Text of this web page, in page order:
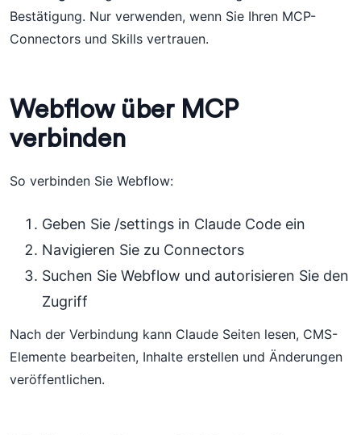
Bestätigung. Nur verwenden, wenn Sie Ihren MCP-
Connectors und Skills vertrauen.
Webflow über MCP
verbinden
So verbinden Sie Webflow:
Geben Sie /settings in Claude Code ein
Navigieren Sie zu Connectors
Suchen Sie Webflow und autorisieren Sie den
Zugriff
Nach der Verbindung kann Claude Seiten lesen, CMS-
Elemente bearbeiten, Inhalte erstellen und Änderungen
veröffentlichen.